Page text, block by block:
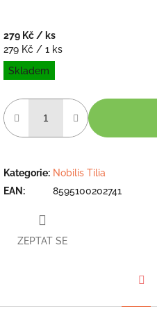
279 Kč / ks
Měrná
cena:
279 Kč / 1 ks
Skladem
Kategorie: Nobilis Tilia
EAN : 8595100202741
ZEPTAT SE